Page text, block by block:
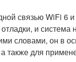
связью WiFi 6
и
словами, он в
также для